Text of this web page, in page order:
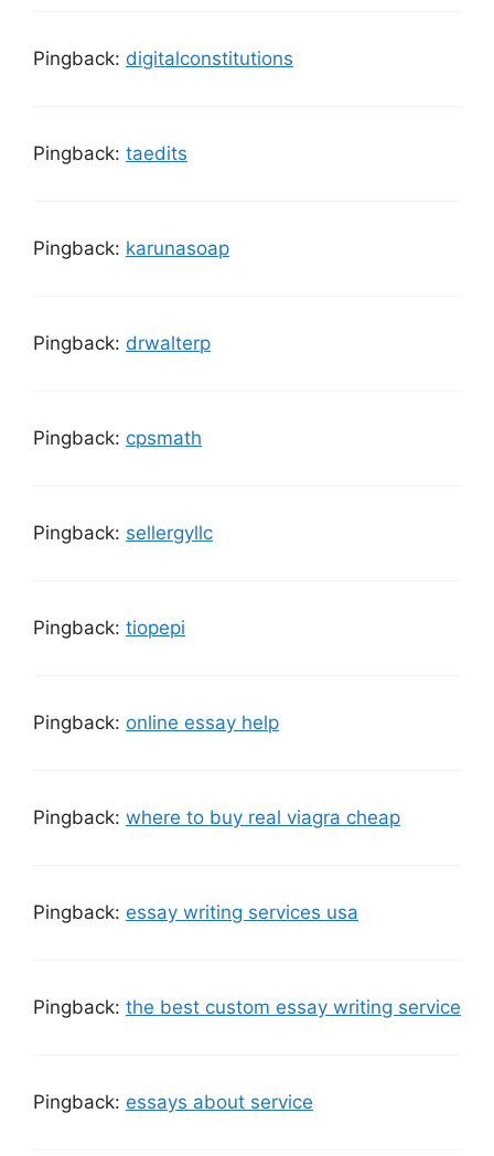
Pingback: digitalconstitutions
Pingback: taedits
Pingback: karunasoap
Pingback: drwalterp
Pingback: cpsmath
Pingback: sellergyllc
Pingback: tiopepi
Pingback: online essay help
Pingback: where to buy real viagra cheap
Pingback: essay writing services usa
Pingback: the best custom essay writing service
Pingback: essays about service